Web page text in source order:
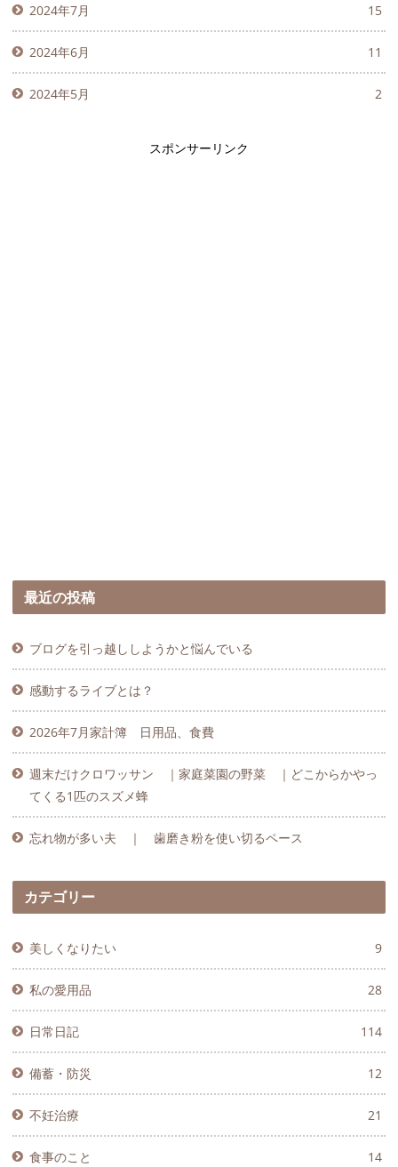
2024年7月 15
2024年6月 11
2024年5月 2
スポンサーリンク
最近の投稿
ブログを引っ越ししようかと悩んでいる
感動するライブとは？
2026年7月家計簿 日用品、食費
週末だけクロワッサン ｜家庭菜園の野菜 ｜どこからかやっ
てくる1匹のスズメ蜂
忘れ物が多い夫 ｜ 歯磨き粉を使い切るペース
カテゴリー
美しくなりたい 9
私の愛用品 28
日常日記 114
備蓄・防災 12
不妊治療 21
食事のこと 14